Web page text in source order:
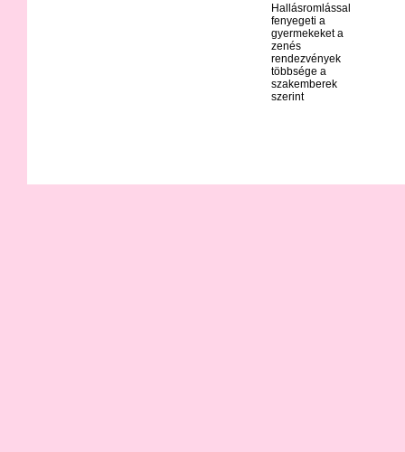
Hallásromlással
fenyegeti a
gyermekeket a
zenés
rendezvények
többsége a
szakemberek
szerint